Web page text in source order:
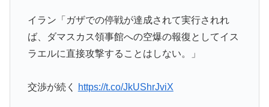
イラン「ガザでの停戦が達成されて実行されれ
ば、ダマスカス領事館への空爆の報復としてイス
ラエルに直接攻撃することはしない。」
交渉が続く https://t.co/JkUShrJviX